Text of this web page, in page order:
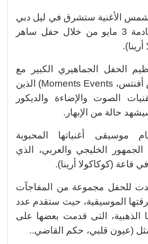
الأغنية ستشرق في ليل دبي
يوم الجمعة القادمة 3 مايو من خلال حفل ساهر
الحفل الجماهيري الكبير مع
شركة (مومنتس أفنتس، Moments Events) الذين
الصوت والإضاءة والديكور
حالة من الإبهار.
موسيقى أغنياتها المحبوبة
الخليجي والعربي، الذي
(كوكاكولا أرينا).
للحفل مجموعة من المفاجآت
فرقتها الموسيقية، حيث ستقدم عدد
الذهبية، التى قدمت بعضها على
(عيون قلبي، حكم القاضي..